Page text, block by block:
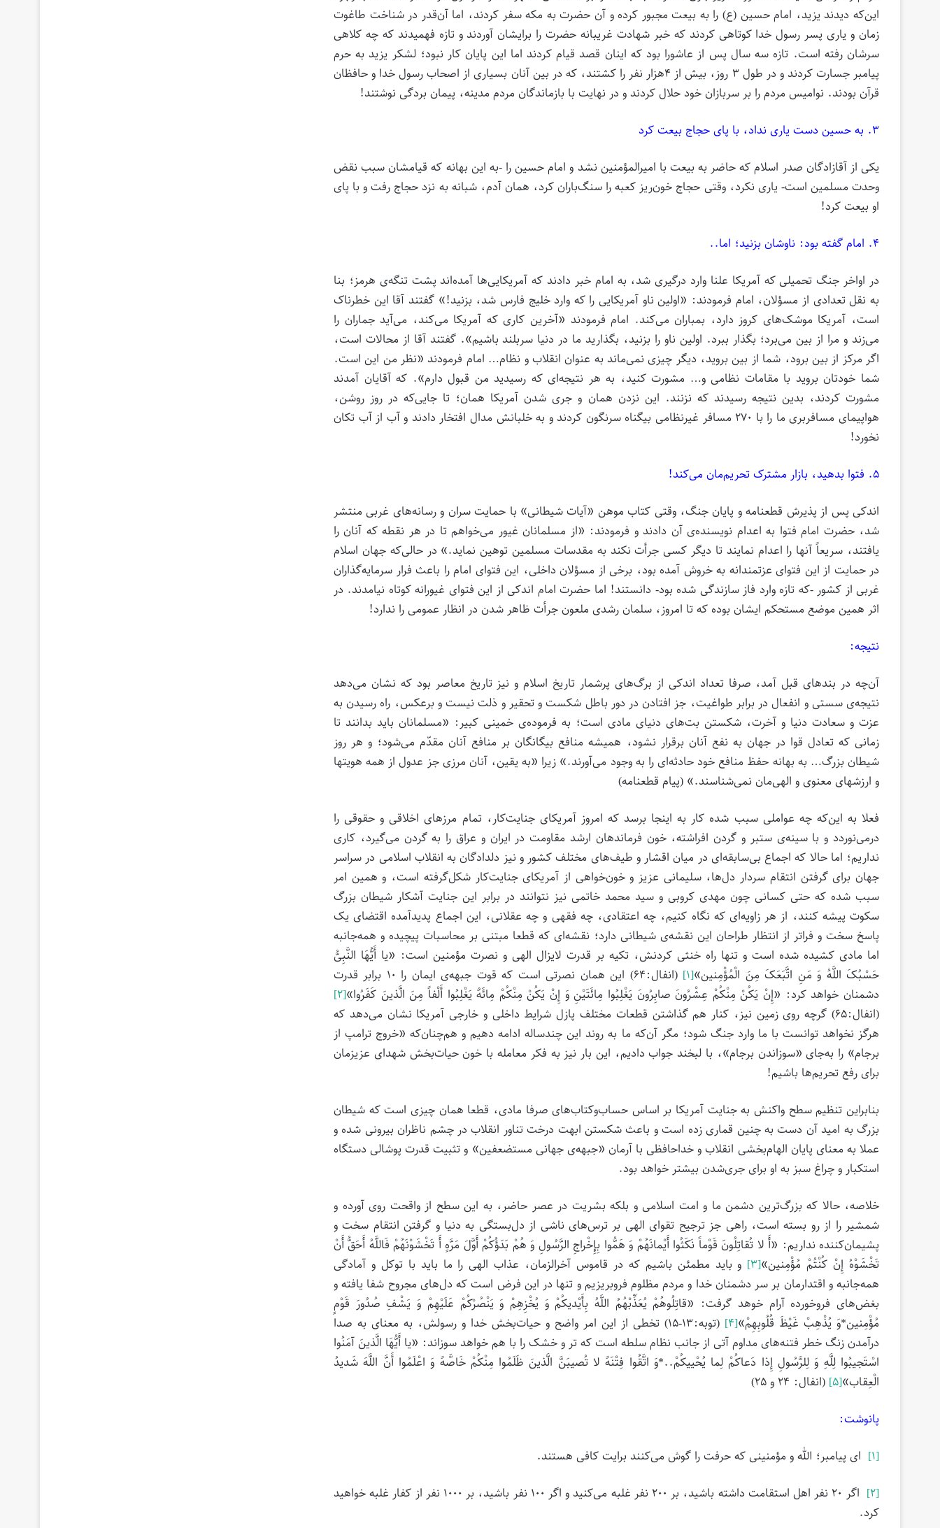
این‌که دیدند یزید، امام حسین (ع) را به بیعت مجبور کرده و آن حضرت به مکه سفر کردند، اما آن‌قدر در شناخت طاغوت
زمان و یاری پسر رسول خدا کوتاهی کردند که خبر شهادت غریبانه‌ حضرت را برایشان آوردند و تازه فهمیدند که چه کلاهی
سرشان رفته است. تازه سه سال پس از عاشورا بود که اینان قصد قیام کردند اما این پایان کار نبود؛ لشکر یزید به حرم
پیامبر جسارت کردند و در طول ۳ روز، بیش از ۴هزار نفر را کشتند، که در بین آنان بسیاری از اصحاب رسول خدا و حافظان
قرآن بودند. نوامیس مردم را بر سربازان خود حلال کردند و در نهایت با بازماندگان مردم مدینه، پیمان بردگی نوشتند!
۳. به حسین دست یاری نداد، با پای حجاج بیعت کرد
یکی از آقازادگان صدر اسلام که حاضر به بیعت با امیرالمؤمنین نشد و امام حسین را -به این بهانه که قیامشان سبب نقض
وحدت مسلمین است- یاری نکرد، وقتی حجاج خون‌ریز کعبه را سنگ‌باران کرد، همان آدم، شبانه به نزد حجاج رفت و با پای
او بیعت کرد!
۴. امام گفته بود: ناوشان بزنید؛ اما..
در اواخر جنگ تحمیلی که آمریکا علنا وارد درگیری شد، به امام خبر دادند که آمریکایی‌ها آمده‌اند پشت تنگه‌ی هرمز؛ بنا
به نقل تعدادی از مسؤلان، امام فرمودند: «اولین ناو آمریکایی را که وارد خلیج فارس شد، بزنید!» گفتند آقا این خطرناک
است، آمریکا موشک‌های کروز دارد، بمباران می‌کند. امام فرمودند «آخرین کاری که آمریکا می‌کند، می‌آید جماران را
می‌زند و مرا از بین می‌برد؛ بگذار ببرد. اولین ناو را بزنید، بگذارید ما در دنیا سربلند باشیم». گفتند آقا از محالات است،
اگر مرکز از بین برود، شما از بین بروید، دیگر چیزی نمی‌ماند به عنوان انقلاب و نظام… امام فرمودند «نظر من این است.
شما خودتان بروید با مقامات نظامی و… مشورت کنید، به هر نتیجه‌ای که رسیدید من قبول دارم». که آقایان آمدند
مشورت کردند، بدین نتیجه رسیدند که نزنند. این نزدن همان و جری شدن آمریکا همان؛ تا جایی‌که در روز روشن،
هواپیمای مسافربری ما را با ۲۷۰ مسافر غیرنظامی بیگناه سرنگون کردند و به خلبانش مدال افتخار دادند و آب از آب تکان
نخورد!
۵. فتوا بدهید، بازار مشترک تحریم‌مان می‌کند!
اندکی پس از پذیرش قطعنامه و پایان جنگ، وقتی کتاب موهن «آیات شیطانی» با حمایت سران و رسانه‌های غربی منتشر
شد، حضرت امام فتوا به اعدام نویسنده‌ی آن دادند و فرمودند: «از مسلمانان غیور مى‏‌خواهم تا در هر نقطه که آنان را
یافتند، سریعاً آنها را اعدام نمایند تا دیگر کسى جرأت نکند به مقدسات مسلمین توهین نماید.» در حالی‌که جهان اسلام
در حمایت از این فتوای عزتمندانه به خروش آمده بود، برخی از مسؤلان داخلی، این فتوای امام را باعث فرار سرمایه‌گذاران
غربی از کشور -که تازه وارد فاز سازندگی شده بود- دانستند! اما حضرت امام اندکی از این فتوای غیورانه کوتاه نیامدند. در
اثر همین موضع مستحکم ایشان بوده که تا امروز، سلمان رشدی ملعون جرأت ظاهر شدن در انظار عمومی را ندارد!
نتیجه:
آن‌چه در بندهای قبل آمد، صرفا تعداد اندکی از برگ‌های پرشمار تاریخ اسلام و نیز تاریخ معاصر بود که نشان می‌دهد
نتیجه‌ی سستی و انفعال در برابر طواغیت، جز افتادن در دور باطل شکست و تحقیر و ذلت نیست و برعکس، راه رسیدن به
عزت و سعادت دنیا و آخرت، شکستن بت‌های دنیای مادی است؛ به فرموده‌ی خمینی کبیر: «مسلمانان باید بدانند تا
زمانى که تعادل قوا در جهان به نفع آنان برقرار نشود، همیشه منافع بیگانگان بر منافع آنان مقدّم مى‏‌شود؛ و هر روز
شیطان بزرگ… به بهانه حفظ منافع خود حادثه‏‌اى را به وجود مى‏‌آورند.» زیرا «به یقین، آنان مرزى جز عدول از همه هویتها
و ارزشهاى معنوى و الهى‏‌مان نمى‌‏شناسند.» (پیام قطعنامه)
فعلا به ‌این‌که چه عواملی سبب شده کار به اینجا برسد که امروز آمریکای جنایت‌کار، تمام مرزهای اخلاقی و حقوقی را
درمی‌نوردد و با سینه‌ی ستبر و گردن افراشته، خون فرماندهان ارشد مقاومت در ایران و عراق را به گردن می‌گیرد، کاری
نداریم؛ اما حالا که اجماع بی‌سابقه‌ای در میان اقشار و طیف‌های مختلف کشور و نیز دلدادگان به انقلاب اسلامی در سراسر
جهان برای گرفتن انتقام سردار دل‌ها، سلیمانی عزیز و خون‌خواهی از آمریکای جنایت‌کار شکل‌گرفته است، و همین امر
سبب شده که حتی کسانی چون مهدی کروبی و سید محمد خاتمی نیز نتوانند در برابر این جنایت آشکار شیطان بزرگ
سکوت پیشه کنند، از هر زاویه‌ای که نگاه کنیم، چه اعتقادی، چه فقهی و چه عقلانی، این اجماع پدیدآمده اقتضای یک
پاسخ سخت و فراتر از انتظار طراحان این نقشه‌ی شیطانی دارد؛ نقشه‌ای که قطعا مبتنی بر محاسبات پیچیده‌ و همه‌جانبه‌
اما مادی کشیده شده است و تنها راه خنثی کردنش، تکیه بر قدرت لایزال الهی و نصرت مؤمنین است: «یا أَیُّهَا النَّبِیُّ
حَسْبُکَ اللَّهُ وَ مَنِ اتَّبَعَکَ مِنَ الْمُؤْمِنین‏»[۱]
(انفال:۶۴) این همان نصرتی است که قوت جبهه‌ی ایمان را ۱۰ برابر قدرت
دشمنان خواهد کرد: «إِنْ یَکُنْ مِنْکُمْ عِشْرُونَ صابِرُونَ یَغْلِبُوا مِائَتَیْنِ وَ إِنْ یَکُنْ مِنْکُمْ مِائَهٌ یَغْلِبُوا أَلْفاً مِنَ الَّذینَ کَفَرُوا»[۲]
(انفال:۶۵) گرچه روی زمین نیز، کنار هم گذاشتن قطعات مختلف پازل شرایط داخلی و خارجی آمریکا نشان می‌دهد که
هرگز نخواهد توانست با ما وارد جنگ شود؛ مگر آن‌که ما به روند این چندساله ادامه دهیم و هم‌چنان‌که «خروج ترامپ از
برجام» را به‌جای «سوزاندن برجام»، با لبخند جواب دادیم، این بار نیز به فکر معامله با خون حیات‌بخش شهدای عزیزمان
برای رفع تحریم‌ها باشیم!
بنابراین تنظیم سطح واکنش به جنایت آمریکا بر اساس حساب‌وکتاب‌های صرفا مادی، قطعا همان چیزی است که شیطان
بزرگ به امید آن دست به چنین قماری زده است و باعث شکستن ابهت درخت تناور انقلاب در چشم ناظران بیرونی شده و
عملا به‌ معنای پایان الهام‌بخشی انقلاب و خداحافظی با آرمان «جبهه‌ی جهانی مستضعفین» و تثبیت قدرت پوشالی دستگاه
استکبار و چراغ سبز به او برای جری‌شدن‌ بیشتر خواهد بود.
خلاصه، حالا که بزرگ‌ترین دشمن ما و امت اسلامی و بلکه بشریت در عصر حاضر، به این سطح از واقحت روی آورده و
شمشیر را از رو بسته است، راهی جز ترجیح تقوای الهی بر ترس‌های ناشی از دل‌بستگی به دنیا و گرفتن انتقام سخت و
پشیمان‌کننده نداریم: «أَ لا تُقاتِلُونَ قَوْماً نَکَثُوا أَیْمانَهُمْ وَ هَمُّوا بِإِخْراجِ الرَّسُولِ وَ هُمْ بَدَؤُکُمْ أَوَّلَ مَرَّهٍ أَ تَخْشَوْنَهُمْ فَاللَّهُ أَحَقُّ أَنْ
تَخْشَوْهُ إِنْ کُنْتُمْ مُؤْمِنین‏»[۳]
و باید مطمئن باشیم که در قاموس آخرالزمان، عذاب الهی را ما باید با توکل و آمادگی
همه‌جانبه و اقتدارمان بر سر دشمنان خدا و مردم مظلوم فروبریزیم و تنها در این فرض است که دل‌های مجروح شفا یافته و
بغض‌های فروخورده آرام خوهد گرفت: «قاتِلُوهُمْ یُعَذِّبْهُمُ اللَّهُ بِأَیْدیکُمْ وَ یُخْزِهِمْ وَ یَنْصُرْکُمْ عَلَیْهِمْ وَ یَشْفِ صُدُورَ قَوْمٍ
مُؤْمِنین‏*وَ یُذْهِبْ غَیْظَ قُلُوبِهِمْ»[۴]
(توبه:۱۳-۱۵) تخطی از این امر واضح و حیات‌بخش خدا و رسولش، به معنای به صدا
درآمدن زنگ خطر فتنه‌های مداوم آتی از جانب نظام سلطه است که تر و خشک را با هم خواهد سوزاند: «یا أَیُّهَا الَّذینَ آمَنُوا
اسْتَجیبُوا لِلَّهِ وَ لِلرَّسُولِ إِذا دَعاکُمْ لِما یُحْییکُمْ..*وَ اتَّقُوا فِتْنَهً لا تُصیبَنَّ الَّذینَ ظَلَمُوا مِنْکُمْ خَاصَّهً وَ اعْلَمُوا أَنَّ اللَّهَ شَدیدُ
الْعِقاب‏»[۵] (انفال: ۲۴ و ۲۵)
پانوشت:
[۱] ای پیامبر؛ الله و مؤمنینی که حرفت را گوش می‌کنند برایت کافی هستند.
[۲]
اگر ۲۰ نفر اهل استقامت داشته باشید، بر ۲۰۰ نفر غلبه می‌کنید و اگر ۱۰۰ نفر باشید، بر ۱۰۰۰ نفر از کفار غلبه خواهید
کرد.